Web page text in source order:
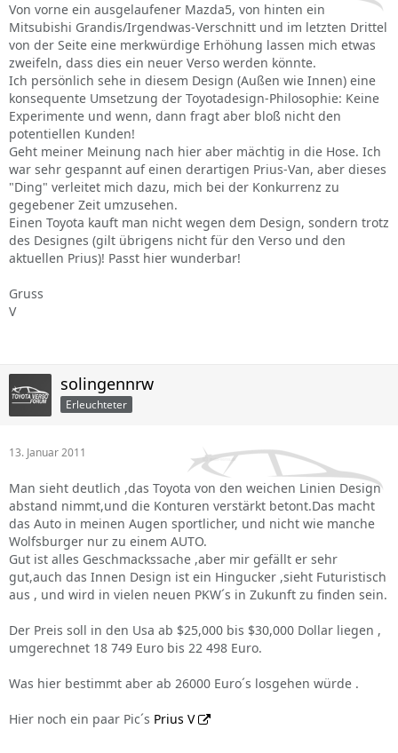
Von vorne ein ausgelaufener Mazda5, von hinten ein
Mitsubishi Grandis/Irgendwas-Verschnitt und im letzten Drittel
von der Seite eine merkwürdige Erhöhung lassen mich etwas
zweifeln, dass dies ein neuer Verso werden könnte.
Ich persönlich sehe in diesem Design (Außen wie Innen) eine
konsequente Umsetzung der Toyotadesign-Philosophie: Keine
Experimente und wenn, dann fragt aber bloß nicht den
potentiellen Kunden!
Geht meiner Meinung nach hier aber mächtig in die Hose. Ich
war sehr gespannt auf einen derartigen Prius-Van, aber dieses
"Ding" verleitet mich dazu, mich bei der Konkurrenz zu
gegebener Zeit umzusehen.
Einen Toyota kauft man nicht wegen dem Design, sondern trotz
des Designes (gilt übrigens nicht für den Verso und den
aktuellen Prius)! Passt hier wunderbar!
Gruss
V
solingennrw
Erleuchteter
13. Januar 2011
Man sieht deutlich ,das Toyota von den weichen Linien Design
abstand nimmt,und die Konturen verstärkt betont.Das macht
das Auto in meinen Augen sportlicher, und nicht wie manche
Wolfsburger nur zu einem AUTO.
Gut ist alles Geschmackssache ,aber mir gefällt er sehr
gut,auch das Innen Design ist ein Hingucker ,sieht Futuristisch
aus , und wird in vielen neuen PKW´s in Zukunft zu finden sein.
Der Preis soll in den Usa ab $25,000 bis $30,000 Dollar liegen ,
umgerechnet 18 749 Euro bis 22 498 Euro.
Was hier bestimmt aber ab 26000 Euro´s losgehen würde .
Hier noch ein paar Pic´s Prius V